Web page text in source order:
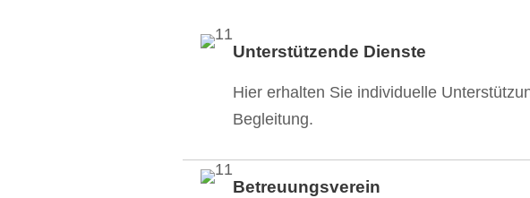
Unterstützende Dienste
Hier erhalten Sie individuelle
Begleitung.
Betreuungsverein